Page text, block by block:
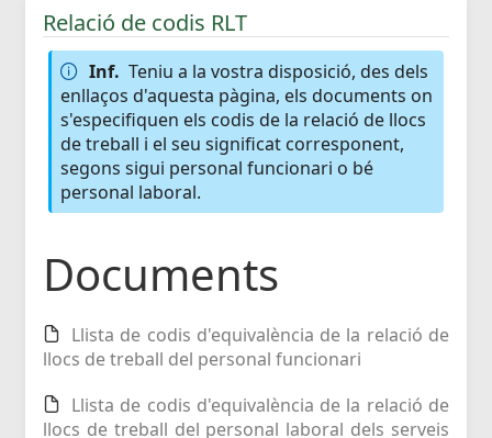
Relació de codis RLT
Inf. Teniu a la vostra disposició, des dels
enllaços d'aquesta pàgina, els documents on
s'especifiquen els codis de la relació de llocs
de treball i el seu significat corresponent,
segons sigui personal funcionari o bé
personal laboral.
Documents
Llista de codis d'equivalència de la relació de
llocs de treball del personal funcionari
Llista de codis d'equivalència de la relació de
llocs de treball del personal laboral dels serveis